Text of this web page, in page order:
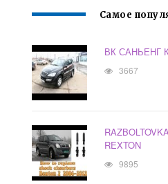
Самое
ВК САНЬЕНГ
3667
REXTON
9895